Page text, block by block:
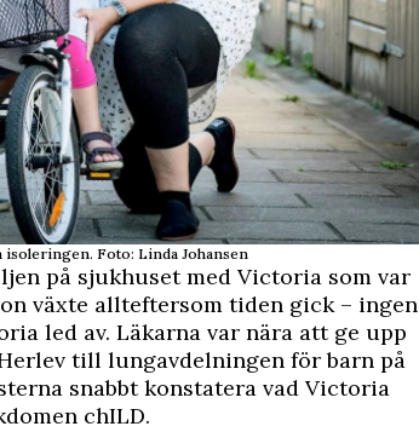
isoleringen. Foto: Linda Johansen
på sjukhuset med Victoria som var
växte allteftersom tiden gick – ingen
led av. Läkarna var nära att ge upp
till lungavdelningen för barn på
snabbt konstatera vad Victoria
chILD.